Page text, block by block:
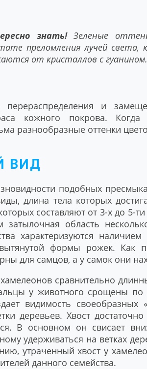
знать!Зеленые
преломления лучей
от кристаллов с гуанином.
перераспределения и
кожного покрова.
разнообразные оттенки
ВИД
подобных
длина тела которых
составляют от 3-х до 5-
область
характеризуются
формы рожек. Как
для самцов, а у самок они
сравнительно
у животного срощены
видимость
деревьев. Хвост
В основном он свисает
удерживаться на ветках
утраченный хвост у
данного семейства.